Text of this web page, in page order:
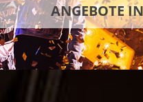
ANGEBOTE